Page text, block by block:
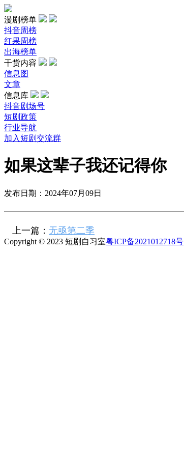
漫剧榜单
抖音周榜
红果周榜
出海榜单
干货内容
信息图
文章
信息库
抖音剧场号
短剧政策
行业导航
加入短剧交流群
如果这辈子我还记得你
发布日期：2024年07月09日
上一篇： 无亟第二季
Copyright © 2023 短剧自习室粤ICP备2021012718号